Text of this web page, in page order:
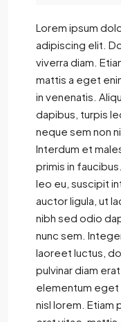
Lorem ipsum
adipiscing elit.
viverra diam.
mattis a eget
in venenatis.
dapibus, turpis
neque sem non
Interdum et
primis in
leo eu, suscipit
auctor ligula, ut
nibh sed odio
nunc sem.
laoreet luctus,
pulvinar diam
elementum eget
nisl lorem. Etiam